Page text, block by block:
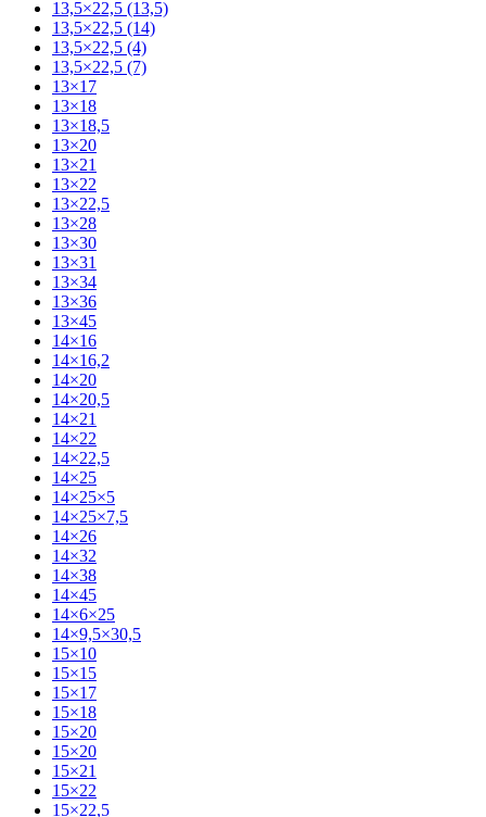
13,5×22,5 (13,5)
13,5×22,5 (14)
13,5×22,5 (4)
13,5×22,5 (7)
13×17
13×18
13×18,5
13×20
13×21
13×22
13×22,5
13×28
13×30
13×31
13×34
13×36
13×45
14×16
14×16,2
14×20
14×20,5
14×21
14×22
14×22,5
14×25
14×25×5
14×25×7,5
14×26
14×32
14×38
14×45
14×6×25
14×9,5×30,5
15×10
15×15
15×17
15×18
15×20
15×20
15×21
15×22
15×22,5